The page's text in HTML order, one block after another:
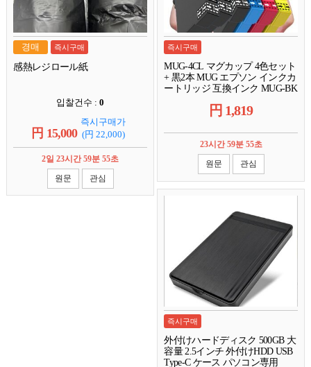
경매 즉시구매
感熱レジロール紙
입찰건수 :0
円 15,000
즉시구매가
(円 22,000)
2일 23시간 59분 54초
원문
관심
즉시구매
MUG-4CL マグカップ 4色セット
+ 黒2本 MUG エプソン インクカ
ートリッジ 互換インク MUG-BK
452A EW-052A att
円 1,819
23시간 59분 54초
원문
관심
즉시구매
外付けハードディスク 500GB 大
容量 2.5インチ 外付けHDD USB
Type-C ケース パソコン専用